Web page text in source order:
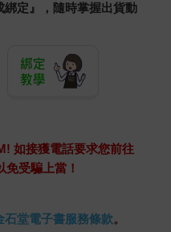
定』，隨時掌握出貨動
如接獲電話要求您前往
受騙上當！
石堂電子書服務條款。